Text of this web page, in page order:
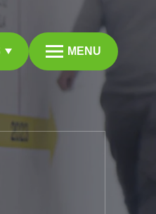
MENU